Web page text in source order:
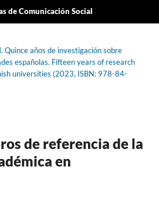
de Comunicación Social
años de investigación sobre
españolas. Fifteen years of research
universities (2023, ISBN: 978-84-
de referencia de la
en